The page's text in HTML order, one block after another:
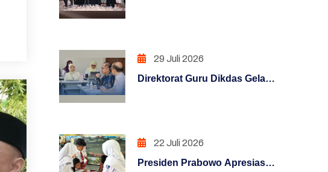
PENATAAN TATALAKSANA
PENGUATAN SISTEM
PENGAWASAN
PENINGKATAN KUALITAS
PENINGKATAN KUALITAS
LAYANAN PUBLIK (REFORM)
29 Juli 2026
Direktorat Guru Dikdas Gelar
Berbasis Bukti
22 Juli 2026
Presiden Prabowo Apresiasi